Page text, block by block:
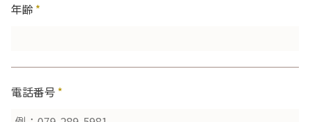
年齢*
電話番号*